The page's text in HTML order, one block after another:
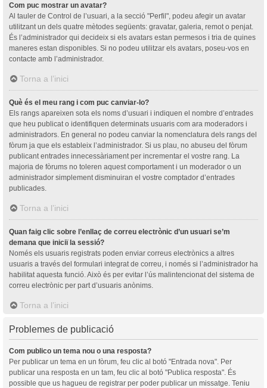
Com puc mostrar un avatar?
Al tauler de Control de l’usuari, a la secció "Perfil", podeu afegir un avatar
utilitzant un dels quatre mètodes següents: gravatar, galeria, remot o penjat.
És l’administrador qui decideix si els avatars estan permesos i tria de quines
maneres estan disponibles. Si no podeu utilitzar els avatars, poseu-vos en
contacte amb l’administrador.
Torna a l’inici
Què és el meu rang i com puc canviar-lo?
Els rangs apareixen sota els noms d’usuari i indiquen el nombre d’entrades
que heu publicat o identifiquen determinats usuaris com ara moderadors i
administradors. En general no podeu canviar la nomenclatura dels rangs del
fòrum ja que els estableix l’administrador. Si us plau, no abuseu del fòrum
publicant entrades innecessàriament per incrementar el vostre rang. La
majoria de fòrums no toleren aquest comportament i un moderador o un
administrador simplement disminuiran el vostre comptador d’entrades
publicades.
Torna a l’inici
Quan faig clic sobre l’enllaç de correu electrònic d’un usuari se’m
demana que iniciï la sessió?
Només els usuaris registrats poden enviar correus electrònics a altres
usuaris a través del formulari integrat de correu, i només si l’administrador ha
habilitat aquesta funció. Això és per evitar l’ús malintencionat del sistema de
correu electrònic per part d’usuaris anònims.
Torna a l’inici
Problemes de publicació
Com publico un tema nou o una resposta?
Per publicar un tema en un fòrum, feu clic al botó "Entrada nova". Per
publicar una resposta en un tam, feu clic al botó "Publica resposta". És
possible que us hagueu de registrar per poder publicar un missatge. Teniu